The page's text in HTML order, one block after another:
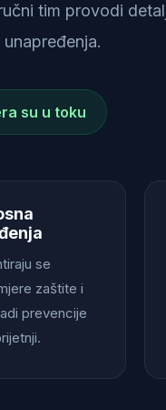
tim provodi
su u toku
se
zaštite i
prevencije